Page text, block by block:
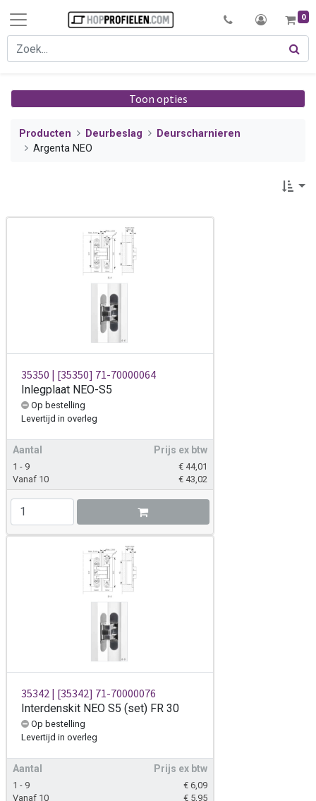
0
Toon opties
Producten Deurbeslag
Deurscharnieren
Argenta NEO
35350 | [35350] 71-70000064
Inlegplaat NEO-S5
Op bestelling
Levertijd in overleg
Aantal Prijs ex btw
1 - 9 € 44,01
Vanaf 10
€ 43,02
35342 | [35342] 71-70000076
Interdenskit NEO S5 (set) FR 30
Op bestelling
Levertijd in overleg
Aantal Prijs ex btw
1 - 9 € 6,09
Vanaf 10
€ 5,95